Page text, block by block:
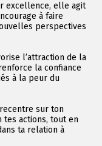
excellence, elle agit
à faire
perspectives
l’attraction de la
la confiance
à la peur du
sur ton
tes actions, tout en
ta relation à